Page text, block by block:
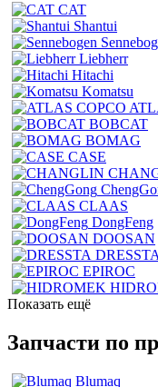
CAT
Shantui
Liebherr
Hitachi
Komatsu
BOBCAT
BOMAG
CASE
CLAAS
DongFeng
DOOSAN
DRESSTA
EPIROC
Показать ещё
Запчасти по
Blumaq